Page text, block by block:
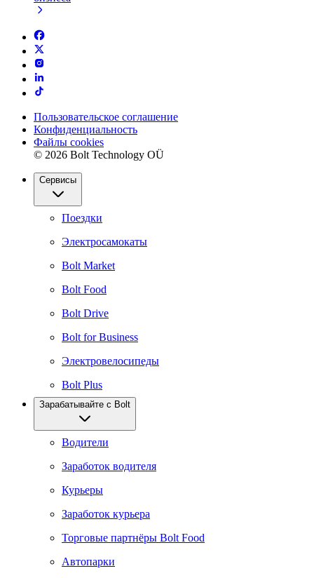
Пользовательское соглашение
Конфиденциальность
Файлы cookies
© 2026 Bolt Technology OÜ
Сервисы
Поездки
Электросамокаты
Bolt Market
Bolt Food
Bolt Drive
Bolt for Business
Электровелосипеды
Bolt Plus
Зарабатывайте с Bolt
Водители
Заработок водителя
Курьеры
Заработок курьера
Торговые партнёры Bolt Food
Автопарки